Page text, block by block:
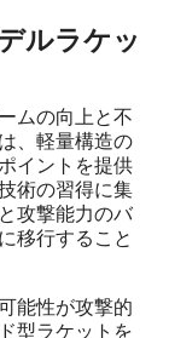
ルラケッ
ムの向上と不
、軽量構造の
イントを提供
術の習得に集
攻撃能力のバ
移行すること
能性が攻撃的
型ラケットを